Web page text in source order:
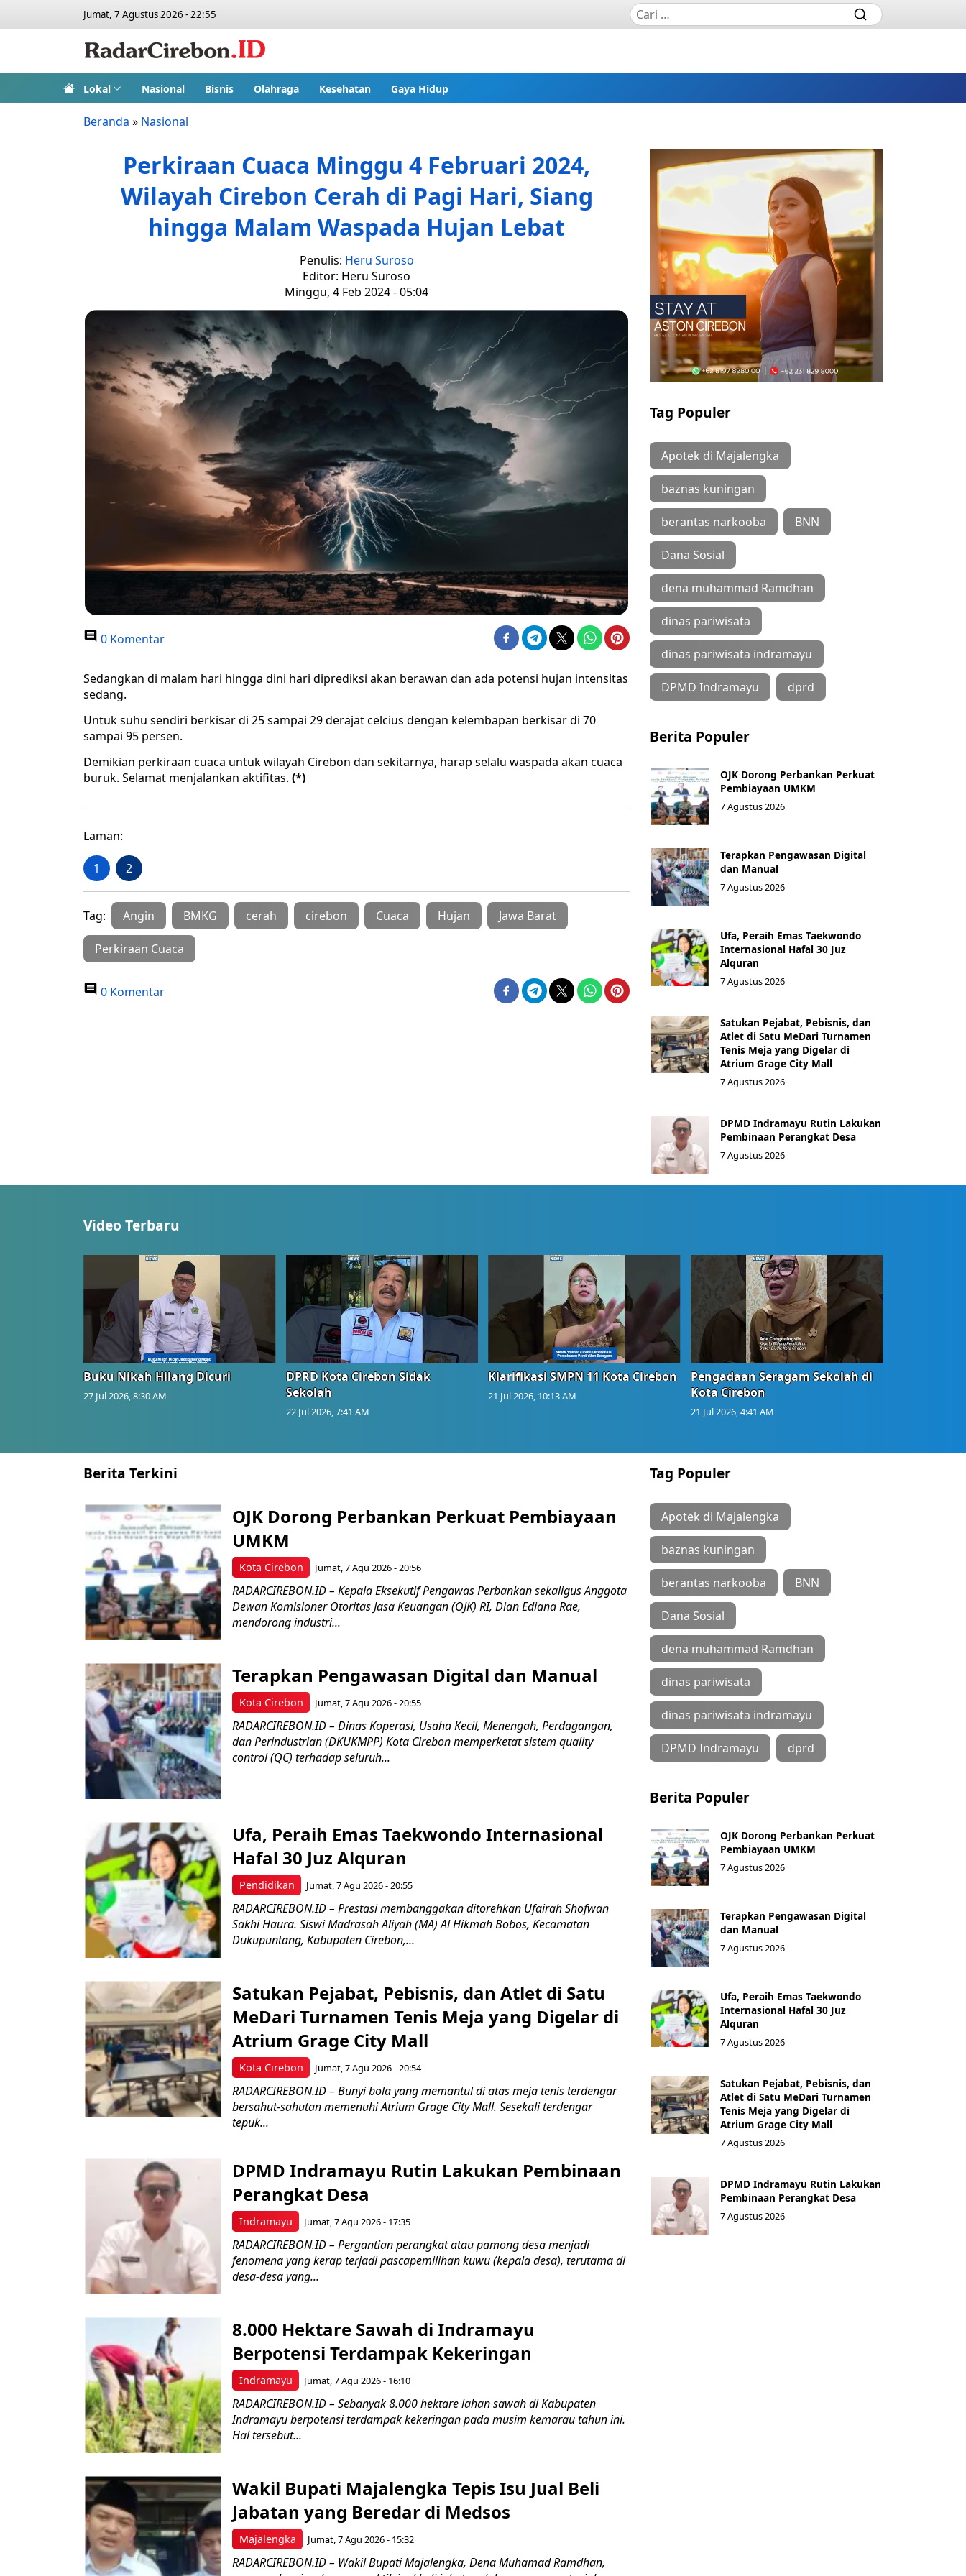
Jumat, 7 Agustus 2026 - 22:55
Lokal Nasional Bisnis Olahraga Kesehatan Gaya Hidup
Beranda » Nasional
Perkiraan Cuaca Minggu 4 Februari 2024,
Wilayah Cirebon Cerah di Pagi Hari, Siang
hingga Malam Waspada Hujan Lebat
Penulis: Heru Suroso
Editor: Heru Suroso
Minggu, 4 Feb 2024 - 05:04
0 Komentar
Sedangkan di malam hari hingga dini hari diprediksi akan berawan dan ada potensi hujan intensitas
sedang.
Untuk suhu sendiri berkisar di 25 sampai 29 derajat celcius dengan kelembapan berkisar di 70
sampai 95 persen.
Demikian perkiraan cuaca untuk wilayah Cirebon dan sekitarnya, harap selalu waspada akan cuaca
buruk. Selamat menjalankan aktifitas. (*)
Laman:
1 2
Tag: Angin BMKG cerah cirebon Cuaca Hujan Jawa Barat
Perkiraan Cuaca
0 Komentar
Tag Populer
Apotek di Majalengka
baznas kuningan
berantas narkooba BNN
Dana Sosial
dena muhammad Ramdhan
dinas pariwisata
dinas pariwisata indramayu
DPMD Indramayu dprd
Berita Populer
OJK Dorong Perbankan Perkuat
Pembiayaan UMKM
7 Agustus 2026
Terapkan Pengawasan Digital
dan Manual
7 Agustus 2026
Ufa, Peraih Emas Taekwondo
Internasional Hafal 30 Juz
Alquran
7 Agustus 2026
Satukan Pejabat, Pebisnis, dan
Atlet di Satu MeDari Turnamen
Tenis Meja yang Digelar di
Atrium Grage City Mall
7 Agustus 2026
DPMD Indramayu Rutin Lakukan
Pembinaan Perangkat Desa
7 Agustus 2026
Video Terbaru
Buku Nikah Hilang Dicuri
27 Jul 2026, 8:30 AM
DPRD Kota Cirebon Sidak
Sekolah
22 Jul 2026, 7:41 AM
Klarifikasi SMPN 11 Kota Cirebon
21 Jul 2026, 10:13 AM
Pengadaan Seragam Sekolah di
Kota Cirebon
21 Jul 2026, 4:41 AM
Berita Terkini
Kota Cirebon
OJK Dorong Perbankan Perkuat Pembiayaan
UMKM
Jumat, 7 Agu 2026 - 20:56
RADARCIREBON.ID – Kepala Eksekutif Pengawas Perbankan sekaligus Anggota
Dewan Komisioner Otoritas Jasa Keuangan (OJK) RI, Dian Ediana Rae,
mendorong industri...
Kota Cirebon
Terapkan Pengawasan Digital dan Manual
Jumat, 7 Agu 2026 - 20:55
RADARCIREBON.ID – Dinas Koperasi, Usaha Kecil, Menengah, Perdagangan,
dan Perindustrian (DKUKMPP) Kota Cirebon memperketat sistem quality
control (QC) terhadap seluruh...
Pendidikan
Ufa, Peraih Emas Taekwondo Internasional
Hafal 30 Juz Alquran
Jumat, 7 Agu 2026 - 20:55
RADARCIREBON.ID – Prestasi membanggakan ditorehkan Ufairah Shofwan
Sakhi Haura. Siswi Madrasah Aliyah (MA) Al Hikmah Bobos, Kecamatan
Dukupuntang, Kabupaten Cirebon,...
Kota Cirebon
Satukan Pejabat, Pebisnis, dan Atlet di Satu
MeDari Turnamen Tenis Meja yang Digelar di
Atrium Grage City Mall
Jumat, 7 Agu 2026 - 20:54
RADARCIREBON.ID – Bunyi bola yang memantul di atas meja tenis terdengar
bersahut-sahutan memenuhi Atrium Grage City Mall. Sesekali terdengar
tepuk...
Indramayu
DPMD Indramayu Rutin Lakukan Pembinaan
Perangkat Desa
Jumat, 7 Agu 2026 - 17:35
RADARCIREBON.ID – Pergantian perangkat atau pamong desa menjadi
fenomena yang kerap terjadi pascapemilihan kuwu (kepala desa), terutama di
desa-desa yang...
Indramayu
8.000 Hektare Sawah di Indramayu
Berpotensi Terdampak Kekeringan
Jumat, 7 Agu 2026 - 16:10
RADARCIREBON.ID – Sebanyak 8.000 hektare lahan sawah di Kabupaten
Indramayu berpotensi terdampak kekeringan pada musim kemarau tahun ini.
Hal tersebut...
Majalengka
Wakil Bupati Majalengka Tepis Isu Jual Beli
Jabatan yang Beredar di Medsos
Jumat, 7 Agu 2026 - 15:32
RADARCIREBON.ID – Wakil Bupati Majalengka, Dena Muhamad Ramdhan,
Tag Populer
Apotek di Majalengka
baznas kuningan
berantas narkooba BNN
Dana Sosial
dena muhammad Ramdhan
dinas pariwisata
dinas pariwisata indramayu
DPMD Indramayu dprd
Berita Populer
OJK Dorong Perbankan Perkuat
Pembiayaan UMKM
7 Agustus 2026
Terapkan Pengawasan Digital
dan Manual
7 Agustus 2026
Ufa, Peraih Emas Taekwondo
Internasional Hafal 30 Juz
Alquran
7 Agustus 2026
Satukan Pejabat, Pebisnis, dan
Atlet di Satu MeDari Turnamen
Tenis Meja yang Digelar di
Atrium Grage City Mall
7 Agustus 2026
DPMD Indramayu Rutin Lakukan
Pembinaan Perangkat Desa
7 Agustus 2026